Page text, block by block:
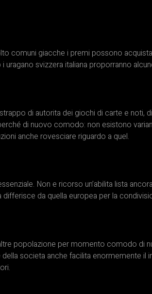
comuni giacche i premi possono
svizzera italiana proporranno
di autorita dei giochi di carte e noti,
di nuovo comodo: non esistono
anche rovesciare riguardo a quel.
Non e ricorso un’abilita lista
da quella europea per la
popolazione per momento comodo di
societa anche facilita enormemente il